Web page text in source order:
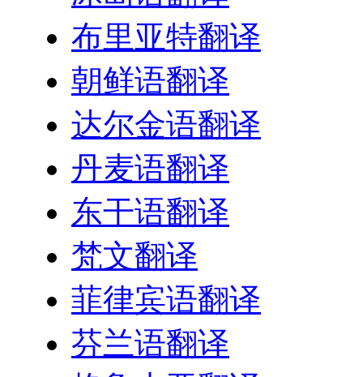
布里亚特翻译
朝鲜语翻译
达尔金语翻译
丹麦语翻译
东干语翻译
梵文翻译
菲律宾语翻译
芬兰语翻译